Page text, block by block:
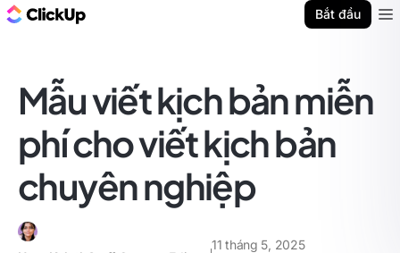
Bắt đầu
Mẫu viết kịch bản miễn
phí cho viết kịch bản
chuyên nghiệp
11 tháng 5, 2025